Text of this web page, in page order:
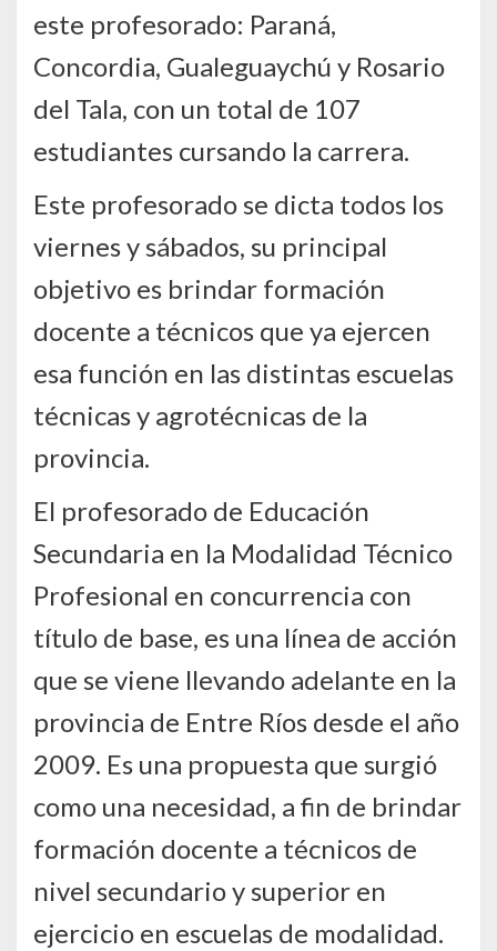
este profesorado: Paraná,
Concordia, Gualeguaychú y Rosario
del Tala, con un total de 107
estudiantes cursando la carrera.
Este profesorado se dicta todos los
viernes y sábados, su principal
objetivo es brindar formación
docente a técnicos que ya ejercen
esa función en las distintas escuelas
técnicas y agrotécnicas de la
provincia.
El profesorado de Educación
Secundaria en la Modalidad Técnico
Profesional en concurrencia con
título de base, es una línea de acción
que se viene llevando adelante en la
provincia de Entre Ríos desde el año
2009. Es una propuesta que surgió
como una necesidad, a fin de brindar
formación docente a técnicos de
nivel secundario y superior en
ejercicio en escuelas de modalidad.